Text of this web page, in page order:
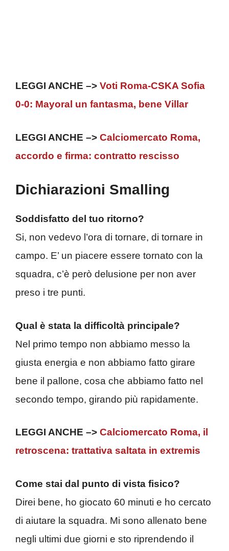
LEGGI ANCHE –> Voti Roma-CSKA Sofia
0-0: Mayoral un fantasma, bene Villar
LEGGI ANCHE –> Calciomercato Roma,
accordo e firma: contratto rescisso
Dichiarazioni Smalling
Soddisfatto del tuo ritorno?
Si, non vedevo l’ora di tornare, di tornare in
campo. E’ un piacere essere tornato con la
squadra, c’è però delusione per non aver
preso i tre punti.
Qual è stata la difficoltà principale?
Nel primo tempo non abbiamo messo la
giusta energia e non abbiamo fatto girare
bene il pallone, cosa che abbiamo fatto nel
secondo tempo, girando più rapidamente.
LEGGI ANCHE –> Calciomercato Roma, il
retroscena: trattativa saltata in extremis
Come stai dal punto di vista fisico?
Direi bene, ho giocato 60 minuti e ho cercato
di aiutare la squadra. Mi sono allenato bene
negli ultimi due giorni e sto riprendendo il